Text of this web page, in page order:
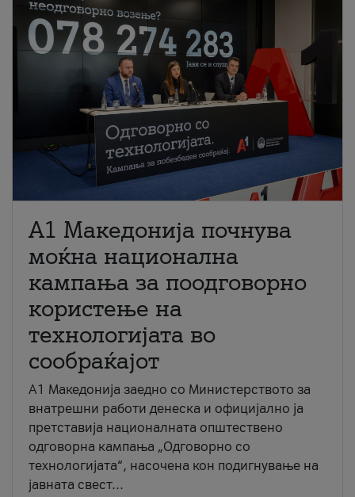
A1 Македонија почнува
моќна национална
кампања за поодговорно
користење на
технологијата во
сообраќајот
A1 Македонија заедно со Министерството за
внатрешни работи денеска и официјално ја
претставија националната општествено
одговорна кампања „Одговорно со
технологијата“, насочена кон подигнување на
јавната свест...